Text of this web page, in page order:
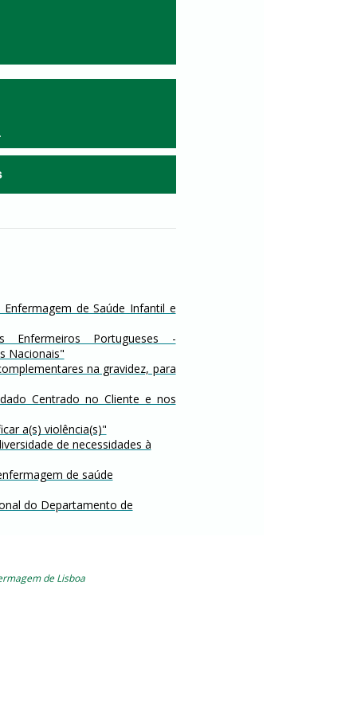
de Saúde Infantil e
Enfermeiros Portugueses -
Nacionais"
na gravidez, para
Centrado no Cliente e nos
a(s) violência(s)"
de necessidades à
de saúde
do Departamento de
de Lisboa